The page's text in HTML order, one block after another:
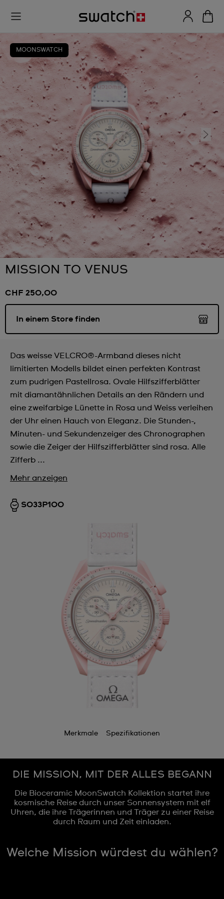
MOONSWATCH
MISSION TO VENUS
CHF 250,00
In einem Store finden
Das weisse VELCRO®-Armband dieses nicht
limitierten Modells bildet einen perfekten Kontrast
zum pudrigen Pastellrosa. Ovale Hilfszifferblätter
mit diamantähnlichen Details an den Rändern und
eine zweifarbige Lünette in Rosa und Weiss verleihen
der Uhr einen Hauch von Eleganz. Die Stunden-,
Minuten- und Sekundenzeiger des Chronographen
sowie die Zeiger der Hilfszifferblätter sind rosa. Alle
Zifferb ...
Mehr anzeigen
SO33P100
Merkmale Spezifikationen
DIE MISSION, MIT DER ALLES BEGANN
Die Bioceramic MoonSwatch Kollektion startet ihre
kosmische Reise durch unser Sonnensystem mit elf
Uhren, die ihre Trägerinnen und Träger zu einer Reise
durch Raum und Zeit einladen.
Welche Mission würdest du wählen?